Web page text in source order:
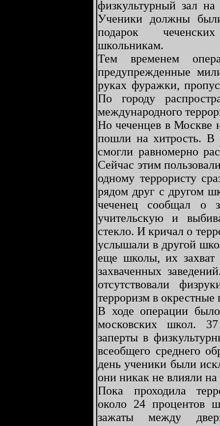
физкультурный зал
Ученики должны
подарок
школьникам.
Тем временем
предупрежденные
руках фуражки,
По городу
международного
Но чеченцев в Москве
пошли на хитрость. В
смогли равномерно
Сейчас этим
одному террористу
рядом друг с другом
чеченец сообщал о
учительскую и
стекло. И кричал о
услышали в другой
еще школы, их захват
захваченных
отсутствовали
терроризм в
В ходе операции
московских школ.
заперты в
всеобщего среднего
день ученики были
они никак не влияли на
Пока проходила
около 24 процентов
зажаты между